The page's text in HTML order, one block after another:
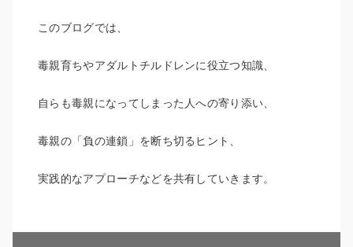
このブログでは、
毒親育ちやアダルトチルドレンに役立つ知識、
自らも毒親になってしまった人への寄り添い、
毒親の「負の連鎖」を断ち切るヒント、
実践的なアプローチなどを共有していきます。